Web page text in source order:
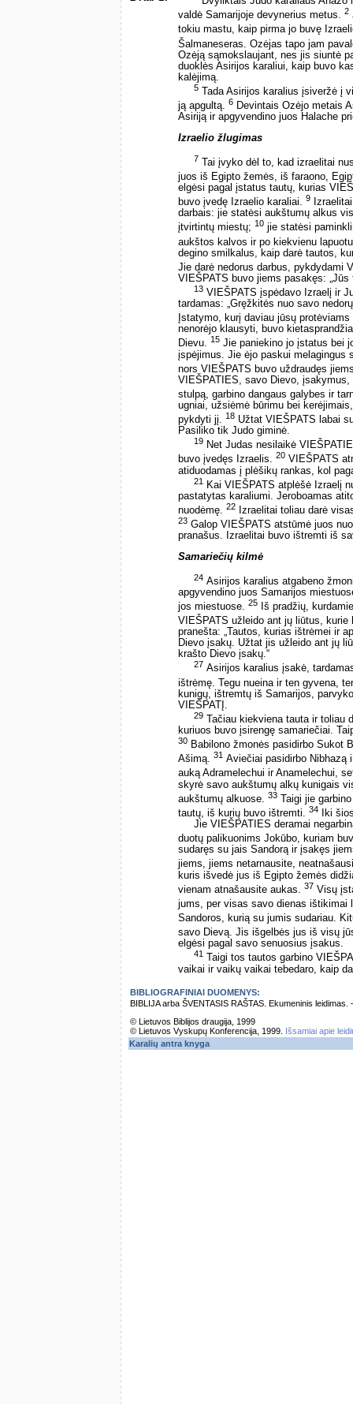
valdė Samarijoje devynerius metus. 2
tokiu mastu, kaip pirma jo buvę
Šalmaneseras. Ozėjas tapo jam
Ozėją sąmokslaujant, nes jis siuntė
duoklės Asirijos karaliui, kaip buvo
kalėjimą.
5 Tada Asirijos karalius įsiveržė į
ją apgultą. 6 Devintais Ozėjo metais
Asiriją ir apgyvendino juos Halache
Izraelio žlugimas
7 Tai įvyko dėl to, kad izraelitai
juos iš Egipto žemės, iš faraono,
elgėsi pagal įstatus tautų, kurias
buvo įvedę Izraelio karaliai. 9
darbais: jie statėsi aukštumų alkus
įtvirtintų miestų; 10 jie statėsi
aukštos kalvos ir po kiekvienu
degino smilkalus, kaip darė tautos,
Jie darė nedorus darbus, pykdydami
VIEŠPATS buvo jiems pasakęs: „Jūs
13 VIEŠPATS įspėdavo Izraelį ir
tardamas: „Gręžkitės nuo savo
Įstatymo, kurį daviau jūsų
nenorėjo klausyti, buvo
Dievu. 15 Jie paniekino jo įstatus bei
įspėjimus. Jie ėjo paskui melagingus
nors VIEŠPATS buvo uždraudęs
VIEŠPATIES, savo Dievo,
stulpą, garbino dangaus galybes ir
ugniai, užsiėmė būrimu bei
pykdyti jį. 18 Užtat VIEŠPATS labai
Pasiliko tik Judo giminė.
19 Net Judas nesilaikė
buvo įvedęs Izraelis. 20 VIEŠPATS
atiduodamas į plėšikų rankas, kol
21
Kai VIEŠPATS atplėšė Izraelį
pastatytas karaliumi. Jeroboamas
nuodėmę. 22 Izraelitai toliau darė
23 Galop VIEŠPATS atstūmė juos
pranašus. Izraelitai buvo ištremti iš
Samariečių kilmė
24 Asirijos karalius atgabeno
apgyvendino juos Samarijos
jos miestuose. 25 Iš pradžių,
VIEŠPATS užleido ant jų liūtus,
pranešta: „Tautos, kurias ištrėmei ir
Dievo įsakų. Užtat jis užleido ant jų
krašto Dievo įsakų.“
27 Asirijos karalius įsakė,
ištrėmę. Tegu nueina ir ten gyvena,
kunigų, ištremtų iš Samarijos,
VIEŠPATĮ.
29 Tačiau kiekviena tauta ir toliau
kuriuos buvo įsirengę samariečiai.
30 Babilono žmonės pasidirbo Sukot
Ašimą. 31 Aviečiai pasidirbo Nibhazą
auką Adramelechui ir Anamelechui,
skyrė savo aukštumų alkų kunigais
aukštumų alkuose. 33 Taigi jie
tautų, iš kurių buvo ištremti. 34 Iki
Jie VIEŠPATIES deramai
duotų palikuonims Jokūbo, kuriam
sudaręs su jais Sandorą ir įsakęs
jiems, jiems netarnausite,
kuris išvedė jus iš Egipto žemės
vienam atnašausite aukas. 37 Visų
jums, per visas savo dienas
Sandoros, kurią su jumis sudariau.
savo Dievą. Jis išgelbės jus iš visų
elgėsi pagal savo senuosius įsakus.
41
Taigi tos tautos garbino
vaikai ir vaikų vaikai tebedaro, kaip
BIBLIOGRAFINIAI DUOMENYS:
BIBLIJA arba ŠVENTASIS RAŠTAS. Ekumeninis
© Lietuvos Biblijos draugija, 1999
© Lietuvos Vyskupų Konferencija, 1999.
Išsamiai apie
Karalių antra knyga